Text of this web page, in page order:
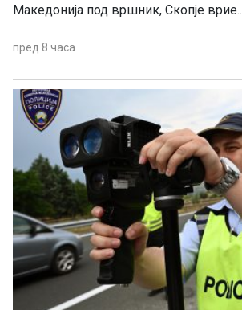
Македонија под вршник, Скопје врие..
пред 8 часа